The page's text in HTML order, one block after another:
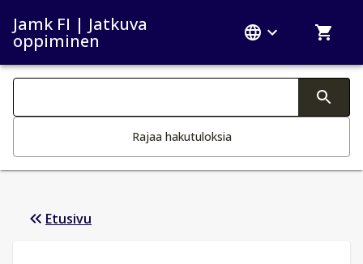
Jamk FI | Jatkuva
oppiminen
Haku kategoriat
Rajaa hakutuloksia
Etusivu